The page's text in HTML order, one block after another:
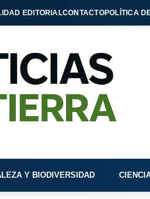
EDITORIALCONTACTOPOLÍTICA
Y BIODIVERSIDAD